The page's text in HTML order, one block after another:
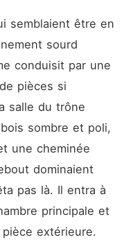
semblaient être en
sourd
conduisit par une
pièces si
salle du trône
sombre et poli,
une cheminée
dominaient
pas là. Il entra à
principale et
extérieure.